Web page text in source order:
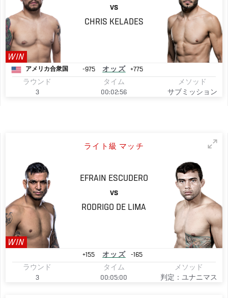
WIN
VS
CHRIS KELADES
アメリカ合衆国 -975 オッズ
+775
ラウンド
3
タイム
00:02:56
メソッド
サブミッション
ライト級 マッチ
WIN
EFRAIN ESCUDERO
VS
RODRIGO DE LIMA
+155 オッズ
-165
ラウンド
3
タイム
00:05:00
メソッド
判定：ユナニマス